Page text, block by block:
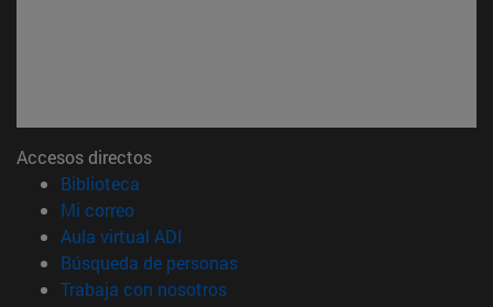
Accesos directos
Biblioteca
Mi correo(abre en nueva ventana)
Aula virtual ADI
Búsqueda de personas(abre en nueva ventana)
Trabaja con nosotros(abre en nueva ventana)